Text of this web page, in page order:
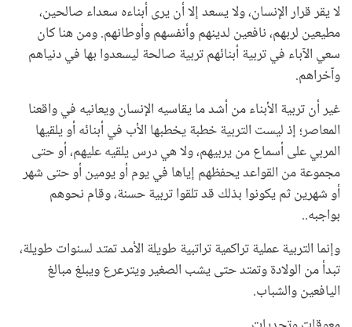
لا يقر قرار الإنسان، ولا يسعد إلا أن يرى أبناءه سعداء صالحين،
مطيعين لربهم، نافعين لدينهم وأنفسهم وأوطانهم. ومن هنا كان
سعي الآباء في تربية أبنائهم تربية صالحة ليسعدوا بها في دنياهم
وآخراهم.
غير أن تربية الأبناء من أشد ما يقاسيه الإنسان ويعانيه في واقعنا
المعاصر؛ إذ ليست التربية خطبة يخطبها الأب في أبنائه أو يلقيها
المربي على أسماع من يربيهم، ولا هي درس يلقيه عليهم، أو حتى
مجموعة من القواعد يحفظهم إياها في يوم أو يومين أو حتى شهر
أو شهرين ثم يكونوا بذلك قد تلقوا تربية حسنة، وقام نحوهم
بواجبه..
وإنما التربية عملية تراكمية تراتبية طويلة الأمد تمتد لسنوات طويلة،
تبدأ من الولادة وتمتد حتى يشب الصغير ويترعرع ويبلغ مبالغ
اليافعين والشباب.